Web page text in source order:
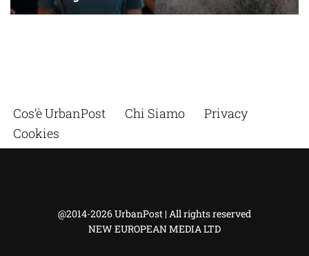
Cos’è UrbanPost Chi Siamo
Privacy
Cookies
@2014-2026 UrbanPost | All rights reserved
NEW EUROPEAN MEDIA LTD